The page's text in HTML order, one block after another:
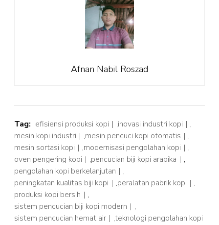
Afnan Nabil Roszad
Tag: efisiensi produksi kopi ,inovasi industri kopi
,
mesin kopi industri
,mesin pencuci kopi otomatis
,
mesin sortasi kopi
,modernisasi pengolahan kopi
,
oven pengering kopi
,pencucian biji kopi arabika
,
pengolahan kopi berkelanjutan
,
peningkatan kualitas biji kopi
,peralatan pabrik kopi
,
produksi kopi bersih
,
sistem pencucian biji kopi modern
,
sistem pencucian hemat air
,teknologi pengolahan kopi